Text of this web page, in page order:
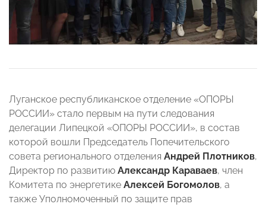
Луганское республиканское отделение «ОПОРЫ
РОССИИ» стало первым на пути следования
делегации Липецкой «ОПОРЫ РОССИИ», в состав
которой вошли Председатель Попечительского
совета регионального отделения Андрей Плотников,
Директор по развитию Александр Караваев, член
Комитета по энергетике Алексей Богомолов, а
также Уполномоченный по защите прав